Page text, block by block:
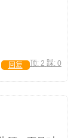
顶: 2 踩: 0
回复